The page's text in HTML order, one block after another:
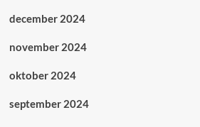
december 2024
november 2024
oktober 2024
september 2024